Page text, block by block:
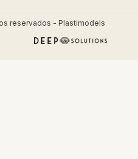
reservados - Plastimodels